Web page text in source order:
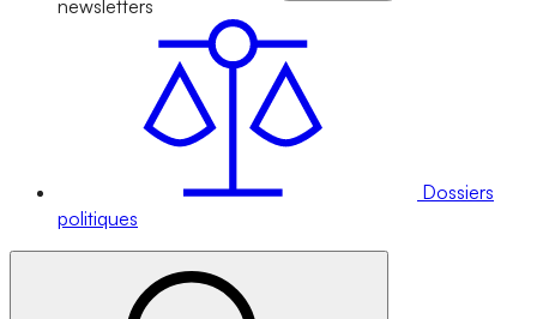
newsletters
Dossiers
politiques